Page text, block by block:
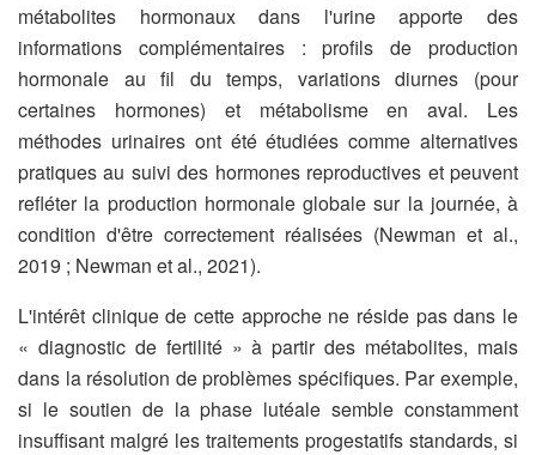
métabolites hormonaux dans l'urine apporte des
informations complémentaires : profils de production
hormonale au fil du temps, variations diurnes (pour
certaines hormones) et métabolisme en aval. Les
méthodes urinaires ont été étudiées comme alternatives
pratiques au suivi des hormones reproductives et peuvent
refléter la production hormonale globale sur la journée, à
condition d'être correctement réalisées (Newman et al.,
2019 ; Newman et al., 2021).
L'intérêt clinique de cette approche ne réside pas dans le
« diagnostic de fertilité » à partir des métabolites, mais
dans la résolution de problèmes spécifiques. Par exemple,
si le soutien de la phase lutéale semble constamment
insuffisant malgré les traitements progestatifs standards, si